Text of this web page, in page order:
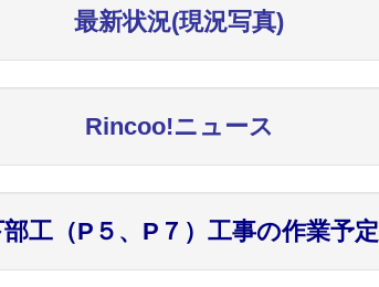
最新状況(現況写真)
Rincoo!ニュース
工（P５、P７）工事の作業予定